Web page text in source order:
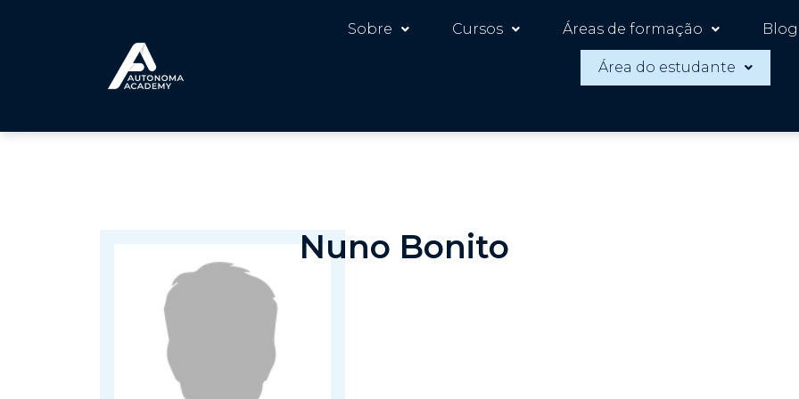
Sobre Cursos Áreas de formação
Área do estudante
Nuno Bonito